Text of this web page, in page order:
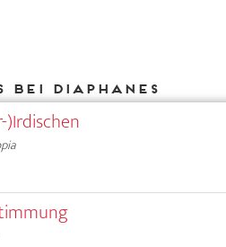
DIAPHANES
)Irdischen